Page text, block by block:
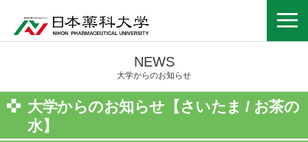
NEWS
大学からのお知らせ
大学からのお知らせ【さいたま / お茶の
水】